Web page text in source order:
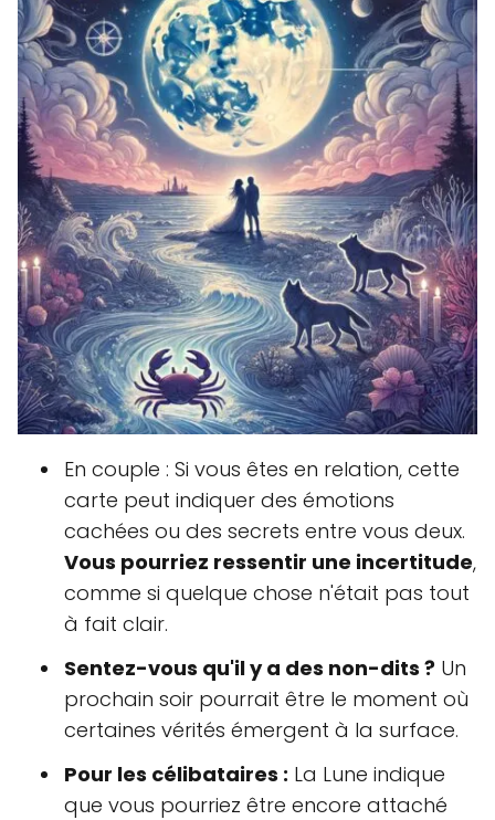
En couple : Si vous êtes en relation, cette
carte peut indiquer des émotions
cachées ou des secrets entre vous deux.
Vous pourriez ressentir une incertitude,
comme si quelque chose n'était pas tout
à fait clair.
Sentez-vous qu'il y a des non-dits ? Un
prochain soir pourrait être le moment où
certaines vérités émergent à la surface.
Pour les célibataires : La Lune indique
que vous pourriez être encore attaché